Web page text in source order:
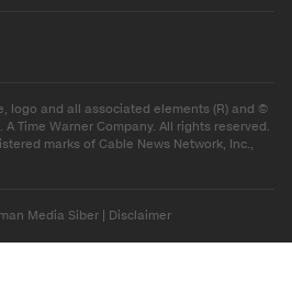
logo and all associated elements (R) and ©
Time Warner Company. All rights reserved.
marks of Cable News Network, Inc.,
Media Siber Disclaimer